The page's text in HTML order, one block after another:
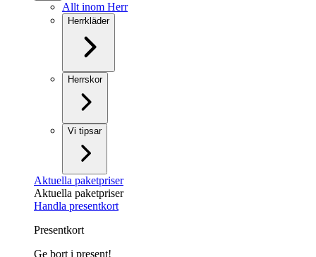
Allt inom Herr
Herrkläder
Herrskor
Vi tipsar
Aktuella paketpriser
Aktuella paketpriser
Handla presentkort
Presentkort
Ge bort i present!